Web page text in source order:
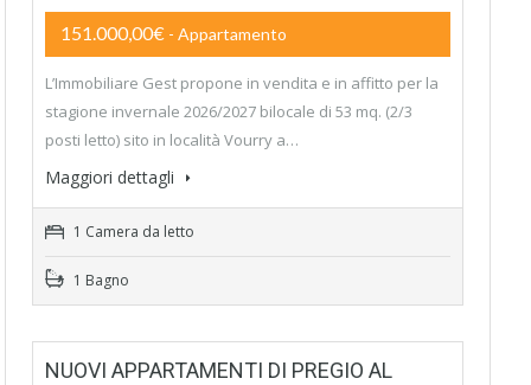
151.000,00€ - Appartamento
L’Immobiliare Gest propone in vendita e in affitto per la
stagione invernale 2026/2027 bilocale di 53 mq. (2/3
posti letto) sito in località Vourry a…
Maggiori dettagli
1 Camera da letto
1 Bagno
NUOVI APPARTAMENTI DI PREGIO AL